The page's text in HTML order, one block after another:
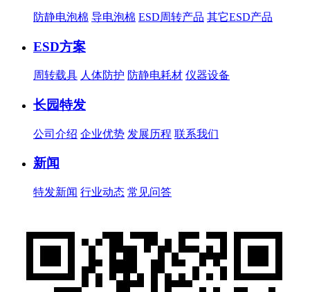
防静电泡棉 导电泡棉 ESD周转产品 其它ESD产品
ESD方案
周转载具 人体防护 防静电耗材 仪器设备
长园特发
公司介绍 企业优势 发展历程 联系我们
新闻
特发新闻 行业动态 常见问答